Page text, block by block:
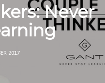
Never
2017